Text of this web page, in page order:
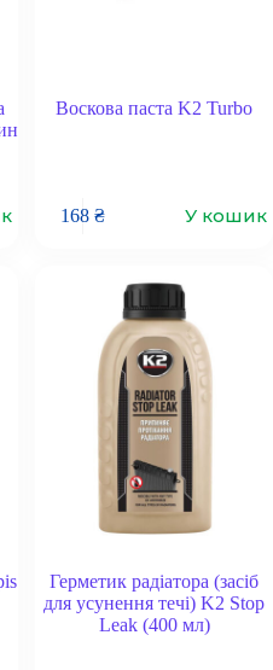
Воскова паста K2 Turbo
168 ₴ У кошик
Герметик радіатора (засіб
для усунення течі) K2 Stop
Leak (400 мл)